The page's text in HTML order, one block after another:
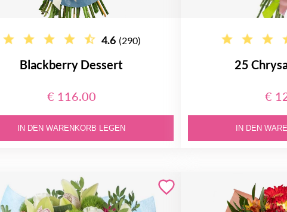
4.6 (290)
Blackberry Dessert
€ 116.00
IN DEN WARENKORB LEGEN
25
€
IN DEN